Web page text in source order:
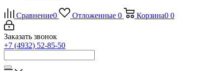
Сравнение0 Отложенные 0 Корзина0 0
Заказать звонок
+7 (4932) 52-85-50